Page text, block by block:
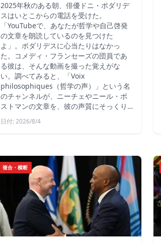
2025年秋のある朝、俳優ドニ・ポダリデ
スはいとこからの電話を受けた。
「YouTubeで、あなたが哲学や自己啓発
の文章を朗読しているのを見つけた
よ」。ポダリデスに心当たりはなかっ
た。コメディ・フランセーズの団員であ
る彼は、そんな動画を撮った覚えがな
い。調べてみると、「Voix
philosophiques（哲学の声）」という名
のチャンネルが、ニーチェやニール・ポ
ストマンの文章を、彼の声質にそっくり…
日付: 2026/8/4
複合・横断